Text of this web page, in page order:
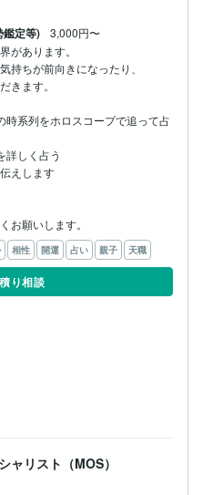
鑑定等)
3,000円〜
があります。
持ちが前向きになったり、
きます。
時系列をホロスコープで追って占
詳しく占う
えします
相性 開運 占い 親子 天職
り相談
ャリスト（MOS）